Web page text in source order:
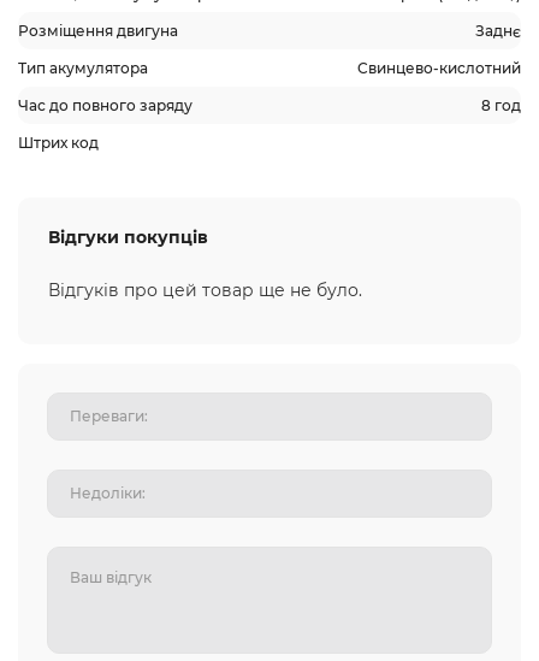
Розміщення двигуна Заднє
Тип акумулятора Свинцево-кислотний
Час до повного заряду 8 год
Штрих код
Відгуки покупців
Відгуків про цей товар ще не було.